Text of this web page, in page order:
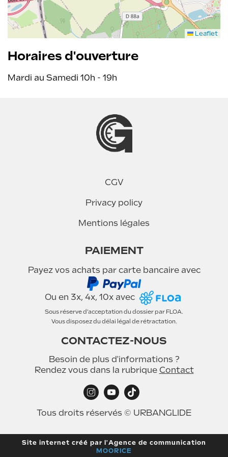
Leaflet
Horaires d'ouverture
Mardi au Samedi 10h - 19h
CGV
Privacy policy
Mentions légales
PAIEMENT
Payez vos achats par carte bancaire avec
Ou en 3x, 4x, 10x avec
Sous réserve d’acceptation du dossier par FLOA.
Vous disposez du délai légal de rétractation.
CONTACTEZ-NOUS
Besoin de plus d'informations ?
Rendez vous dans la rubrique Contact
Tous droits réservés © URBANGLIDE
Site internet créé par l'Agence de communication
MOORICE